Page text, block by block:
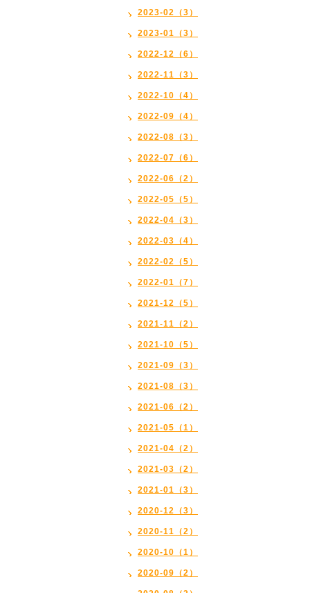
2023-02（3）
2023-01（3）
2022-12（6）
2022-11（3）
2022-10（4）
2022-09（4）
2022-08（3）
2022-07（6）
2022-06（2）
2022-05（5）
2022-04（3）
2022-03（4）
2022-02（5）
2022-01（7）
2021-12（5）
2021-11（2）
2021-10（5）
2021-09（3）
2021-08（3）
2021-06（2）
2021-05（1）
2021-04（2）
2021-03（2）
2021-01（3）
2020-12（3）
2020-11（2）
2020-10（1）
2020-09（2）